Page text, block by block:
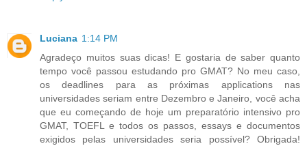
Luciana 1:14 PM
Agradeço muitos suas dicas! E gostaria de saber quanto
tempo você passou estudando pro GMAT? No meu caso,
os deadlines para as próximas applications nas
universidades seriam entre Dezembro e Janeiro, você acha
que eu começando de hoje um preparatório intensivo pro
GMAT, TOEFL e todos os passos, essays e documentos
exigidos pelas universidades seria possível? Obrigada!